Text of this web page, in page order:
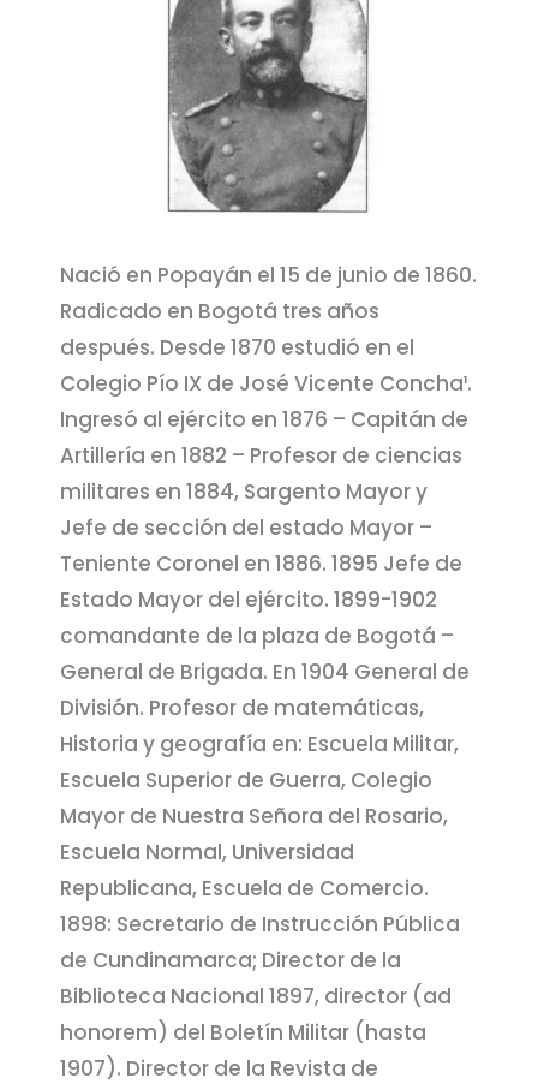
Nació en Popayán el 15 de junio de 1860.
Radicado en Bogotá tres años
después. Desde 1870 estudió en el
Colegio Pío IX de José Vicente Concha¹.
Ingresó al ejército en 1876 – Capitán de
Artillería en 1882 – Profesor de ciencias
militares en 1884, Sargento Mayor y
Jefe de sección del estado Mayor –
Teniente Coronel en 1886. 1895 Jefe de
Estado Mayor del ejército. 1899-1902
comandante de la plaza de Bogotá –
General de Brigada. En 1904 General de
División. Profesor de matemáticas,
Historia y geografía en: Escuela Militar,
Escuela Superior de Guerra, Colegio
Mayor de Nuestra Señora del Rosario,
Escuela Normal, Universidad
Republicana, Escuela de Comercio.
1898: Secretario de Instrucción Pública
de Cundinamarca; Director de la
Biblioteca Nacional 1897, director (ad
honorem) del Boletín Militar (hasta
1907). Director de la Revista de